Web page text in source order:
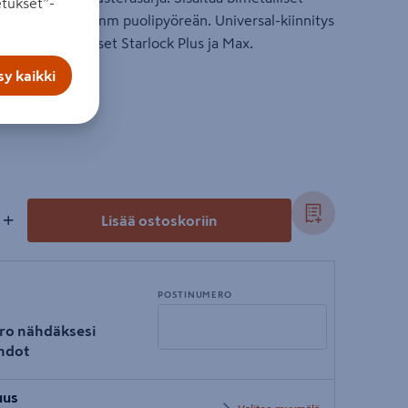
sekä HSS 88 mm puolipyöreän. Universal-kiinnitys
kiinnitykset Starlock Plus ja Max.
+ Lisää ostoskoriin
nähdäksesi
POSTINUMERO
postinumero
kaikki